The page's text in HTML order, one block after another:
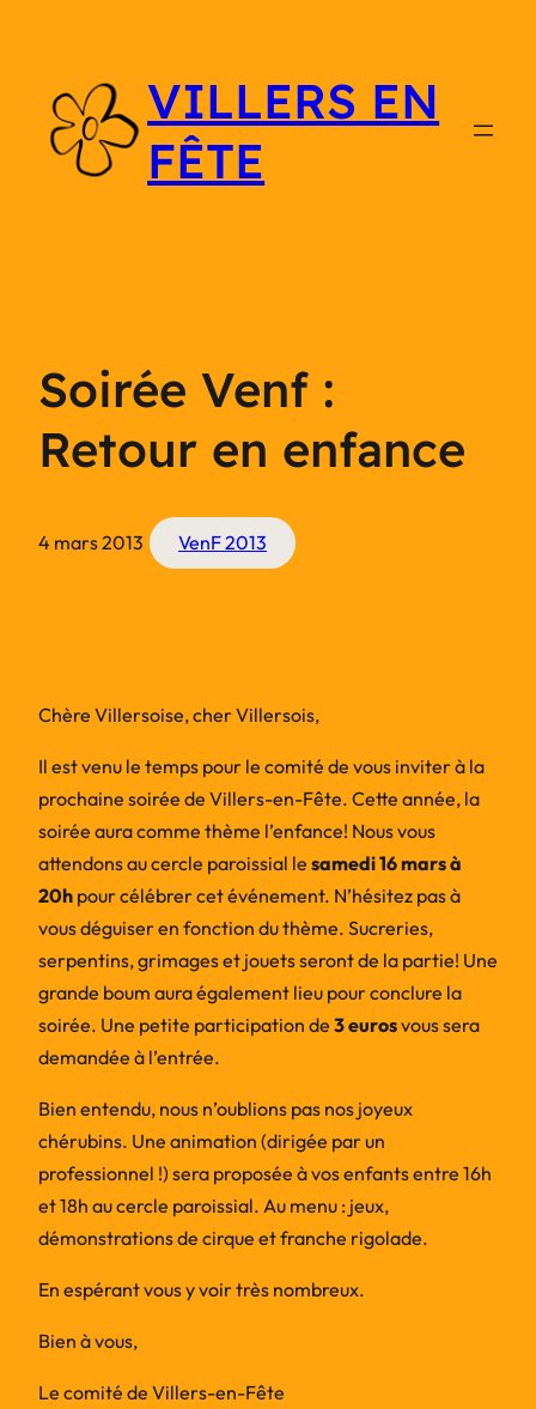
contenu
VILLERS EN
FÊTE
Soirée Venf :
Retour en enfance
4 mars 2013 VenF 2013
Chère Villersoise, cher Villersois,
Il est venu le temps pour le comité de vous inviter à la
prochaine soirée de Villers-en-Fête. Cette année, la
soirée aura comme thème l’enfance! Nous vous
attendons au cercle paroissial le samedi 16 mars à
20h pour célébrer cet événement. N’hésitez pas à
vous déguiser en fonction du thème. Sucreries,
serpentins, grimages et jouets seront de la partie! Une
grande boum aura également lieu pour conclure la
soirée. Une petite participation de 3 eurosvous sera
demandée à l’entrée.
Bien entendu, nous n’oublions pas nos joyeux
chérubins. Une animation (dirigée par un
professionnel !) sera proposée à vos enfants entre 16h
et 18h au cercle paroissial. Au menu : jeux,
démonstrations de cirque et franche rigolade.
En espérant vous y voir très nombreux.
Bien à vous,
Le comité de Villers-en-Fête